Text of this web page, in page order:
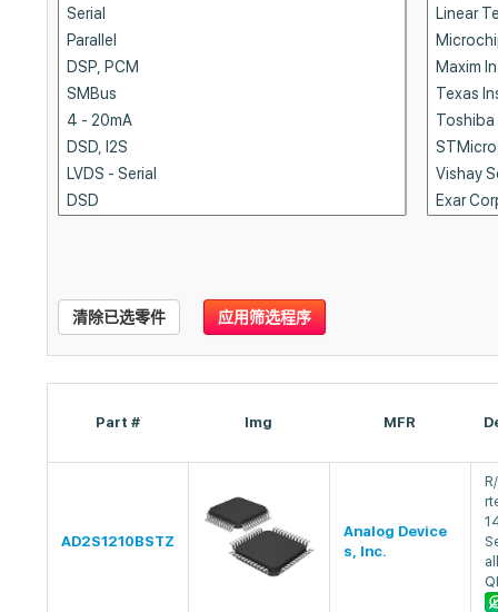
清除已选零件 应用筛选程序
Part # Img MFR
AD2S1210BSTZ
Analog Device
s, Inc.